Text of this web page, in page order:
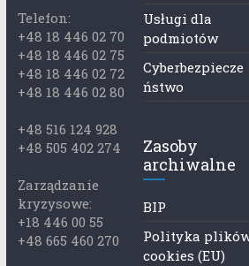
Telefon:
+48 18 446 02 70
+48 18 446 02 75
+48 18 446 02 72
+48 18 446 02 80
+48 516 124 928
+48 505 402 274
Zarządzanie
kryzysowe:
+18 446 00 55
+48 665 460 270
Usługi dla
podmiotów
Cyberbezpiecze
ństwo
Zasoby
archiwalne
BIP
Polityka
cookies (EU)